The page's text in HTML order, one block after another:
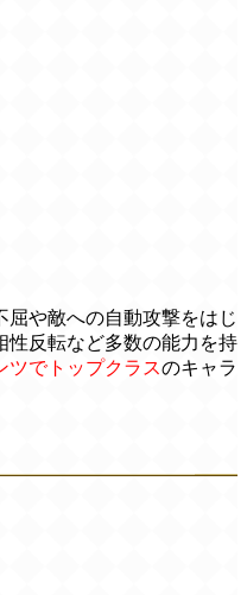
や敵への自動攻撃をはじ
性反転など多数の能力を持
ツでトップクラスのキャラ